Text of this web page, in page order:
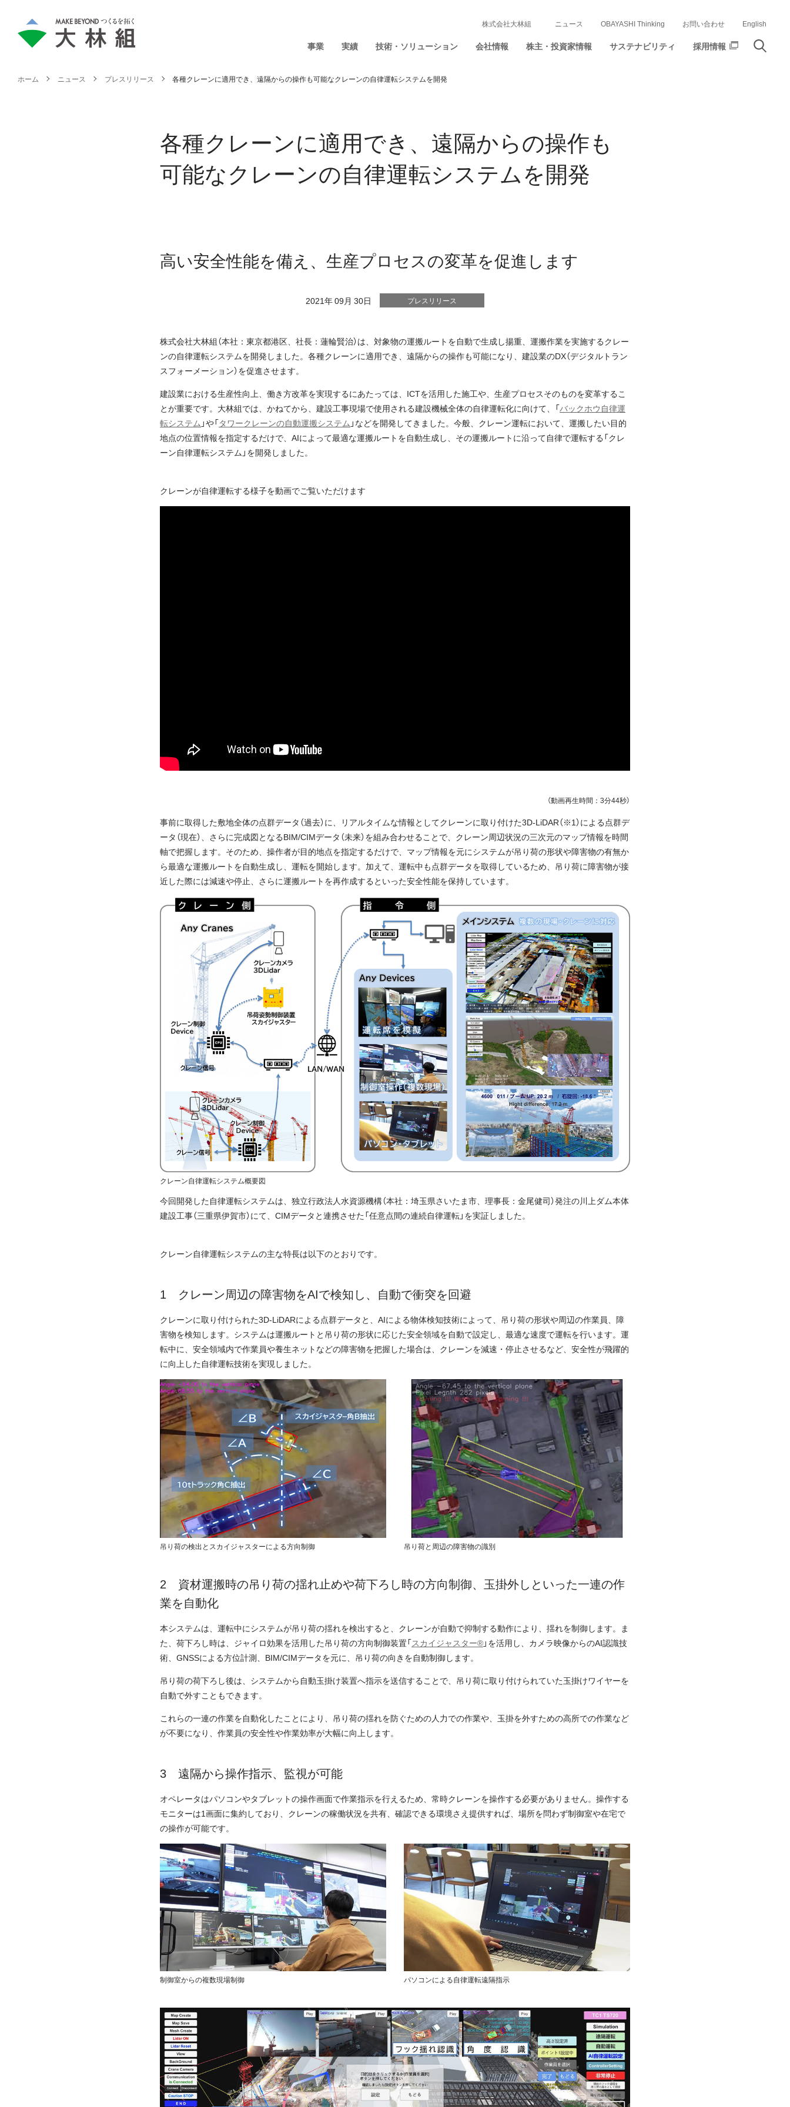
事業 実績 技術・ソリューション 会社情報 株主・投資家情報 サステナビリティ 採用情報
株式会社大林組 ニュース OBAYASHI Thinking お問い合わせ English
ホーム ニュース プレスリリース 各種クレーンに適用でき、遠隔からの操作も可能なクレーンの自律運転システムを開発
各種クレーンに適用でき、遠隔からの操作も
可能なクレーンの自律運転システムを開発
高い安全性能を備え、生産プロセスの変革を促進します
2021年 09月 30日 プレスリリース
株式会社大林組（本社：東京都港区、社長：蓮輪賢治）は、対象物の運搬ルートを自動で生成し揚重、運搬作業を実施するクレー
ンの自律運転システムを開発しました。各種クレーンに適用でき、遠隔からの操作も可能になり、建設業のDX（デジタルトラン
スフォーメーション）を促進させます。
建設業における生産性向上、働き方改革を実現するにあたっては、ICTを活用した施工や、生産プロセスそのものを変革するこ
とが重要です。大林組では、かねてから、建設工事現場で使用される建設機械全体の自律運転化に向けて、「バックホウ自律運
転システム」や「タワークレーンの自動運搬システム」などを開発してきました。今般、クレーン運転において、運搬したい目的
地点の位置情報を指定するだけで、AIによって最適な運搬ルートを自動生成し、その運搬ルートに沿って自律で運転する「クレ
ーン自律運転システム」を開発しました。
クレーンが自律運転する様子を動画でご覧いただけます
（動画再生時間：3分44秒）
事前に取得した敷地全体の点群データ（過去）に、リアルタイムな情報としてクレーンに取り付けた3D-LiDAR（※1）による点群デ
ータ（現在）、さらに完成図となるBIM/CIMデータ（未来）を組み合わせることで、クレーン周辺状況の三次元のマップ情報を時間
軸で把握します。そのため、操作者が目的地点を指定するだけで、マップ情報を元にシステムが吊り荷の形状や障害物の有無か
ら最適な運搬ルートを自動生成し、運転を開始します。加えて、運転中も点群データを取得しているため、吊り荷に障害物が接
近した際には減速や停止、さらに運搬ルートを再作成するといった安全性能を保持しています。
クレーン自律運転システム概要図
今回開発した自律運転システムは、独立行政法人水資源機構（本社：埼玉県さいたま市、理事長：金尾健司）発注の川上ダム本体
建設工事（三重県伊賀市）にて、CIMデータと連携させた「任意点間の連続自律運転」を実証しました。
クレーン自律運転システムの主な特長は以下のとおりです。
クレーン周辺の障害物をAIで検知し、自動で衝突を回避
クレーンに取り付けられた3D-LiDARによる点群データと、AIによる物体検知技術によって、吊り荷の形状や周辺の作業員、障
害物を検知します。システムは運搬ルートと吊り荷の形状に応じた安全領域を自動で設定し、最適な速度で運転を行います。運
転中に、安全領域内で作業員や養生ネットなどの障害物を把握した場合は、クレーンを減速・停止させるなど、安全性が飛躍的
に向上した自律運転技術を実現しました。
吊り荷の検出とスカイジャスターによる方向制御 吊り荷と周辺の障害物の識別
資材運搬時の吊り荷の揺れ止めや荷下ろし時の方向制御、玉掛外しといった一連の作
業を自動化
本システムは、運転中にシステムが吊り荷の揺れを検出すると、クレーンが自動で抑制する動作により、揺れを制御します。ま
た、荷下ろし時は、ジャイロ効果を活用した吊り荷の方向制御装置「スカイジャスター®」を活用し、カメラ映像からのAI認識技
術、GNSSによる方位計測、BIM/CIMデータを元に、吊り荷の向きを自動制御します。
吊り荷の荷下ろし後は、システムから自動玉掛け装置へ指示を送信することで、吊り荷に取り付けられていた玉掛けワイヤーを
自動で外すこともできます。
これらの一連の作業を自動化したことにより、吊り荷の揺れを防ぐための人力での作業や、玉掛を外すための高所での作業など
が不要になり、作業員の安全性や作業効率が大幅に向上します。
遠隔から操作指示、監視が可能
オペレータはパソコンやタブレットの操作画面で作業指示を行えるため、常時クレーンを操作する必要がありません。操作する
モニターは1画面に集約しており、クレーンの稼働状況を共有、確認できる環境さえ提供すれば、場所を問わず制御室や在宅で
の操作が可能です。
制御室からの複数現場制御 パソコンによる自律運転遠隔指示